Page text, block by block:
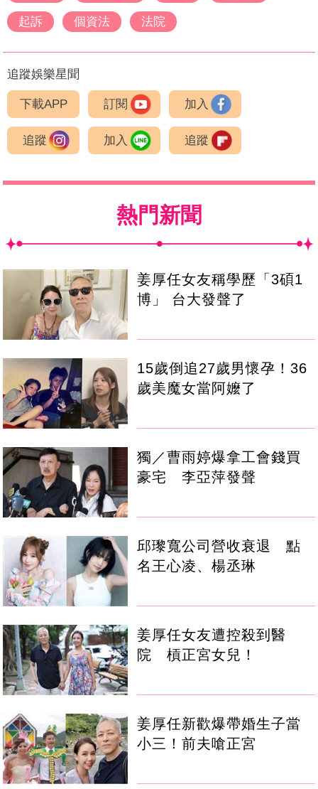
起訴 個資法 法院
追蹤娛樂星聞
下載APP 訂閱 加入
追蹤 加入 追蹤
熱門新聞
姜厚任女友稱學歷「3碩1
博」 台大發聲了
15歲倒追27歲男懷孕！36
歲美魔女當阿嬤了
獨／曹雨婷爆拿工會錢買
豪宅 李亞萍發聲
邱瓈寬公司營收衰退 點
名王心凌、楊丞琳
姜厚任女友遭控殺到醫
院 槓正宮女兒！
姜厚任新歡爆帶婚生子當
小三！前夫嗆正宮